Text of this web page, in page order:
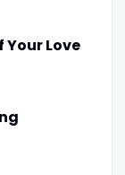
Your Love